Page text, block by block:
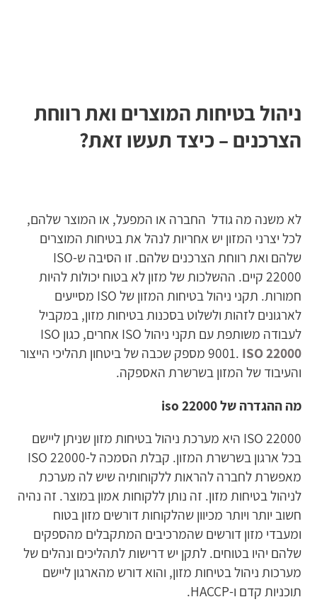
ניהול בטיחות המוצרים ואת רווחת
הצרכנים – כיצד תעשו זאת?
לא משנה מה גודל החברה או המפעל, או המוצר שלהם,
לכל יצרני המזון יש אחריות לנהל את בטיחות המוצרים
שלהם ואת רווחת הצרכנים שלהם. זו הסיבה ש-ISO
22000 קיים. ההשלכות של מזון לא בטוח יכולות להיות
חמורות. תקני ניהול בטיחות המזון של ISO מסייעים
לארגונים לזהות ולשלוט בסכנות בטיחות מזון, במקביל
לעבודה משותפת עם תקני ניהול ISO אחרים, כגון ISO
9001. ISO 22000
מספק שכבה של ביטחון תהליכי הייצור
והעיבוד של המזון בשרשרת האספקה.
מה ההגדרה שלiso 22000
ISO 22000 היא מערכת ניהול בטיחות מזון שניתן ליישם
בכל ארגון בשרשרת המזון. קבלת הסמכה ל-ISO 22000
מאפשרת לחברה להראות ללקוחותיה שיש לה מערכת
לניהול בטיחות מזון. זה נותן ללקוחות אמון במוצר. זה נהיה
חשוב יותר ויותר מכיוון שהלקוחות דורשים מזון בטוח
ומעבדי מזון דורשים שהמרכיבים המתקבלים מהספקים
שלהם יהיו בטוחים. לתקן יש דרישות לתהליכים ונהלים של
מערכות ניהול בטיחות מזון, והוא דורש מהארגון ליישם
תוכניות קדם ו-HACCP.